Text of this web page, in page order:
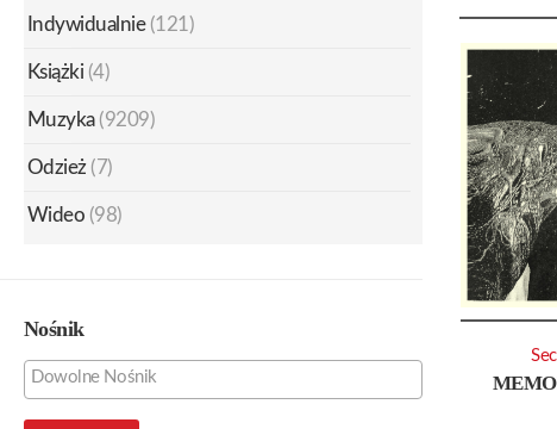
Indywidualnie (121)
Książki (4)
Muzyka (9209)
Odzież (7)
Wideo (98)
Nośnik